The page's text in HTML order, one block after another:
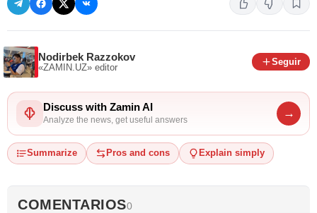
Nodirbek Razzokov
«ZAMIN.UZ» editor
Seguir
Discuss with Zamin AI
Analyze the news, get useful answers
→
Summarize Pros and cons Explain simply
COMENTARIOS0